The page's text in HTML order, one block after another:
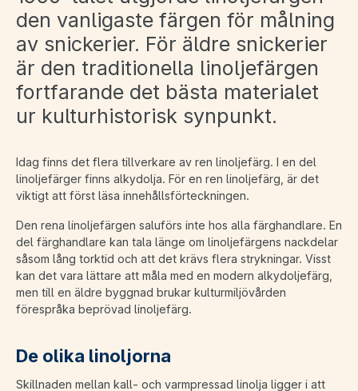
den vanligaste färgen för målning
av snickerier. För äldre snickerier
är den traditionella linoljefärgen
fortfarande det bästa materialet
ur kulturhistorisk synpunkt.
Idag finns det flera tillverkare av ren linoljefärg. I en del
linoljefärger finns alkydolja. För en ren linoljefärg, är det
viktigt att först läsa innehållsförteckningen.
Den rena linoljefärgen saluförs inte hos alla färghandlare. En
del färghandlare kan tala länge om linoljefärgens nackdelar
såsom lång torktid och att det krävs flera strykningar. Visst
kan det vara lättare att måla med en modern alkydoljefärg,
men till en äldre byggnad brukar kulturmiljövården
förespråka beprövad linoljefärg.
De olika linoljorna
Skillnaden mellan kall- och varmpressad linolja ligger i att